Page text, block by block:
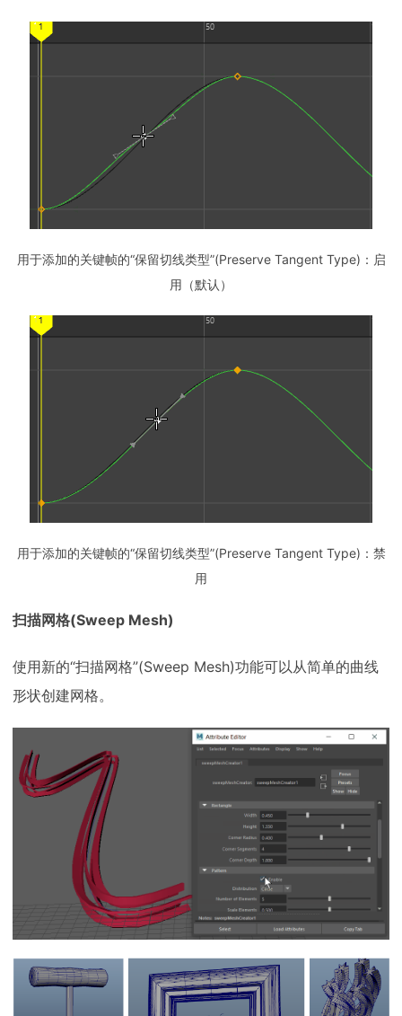
用于添加的关键帧的“保留切线类型”(Preserve Tangent Type)：启
用（默认）
用于添加的关键帧的“保留切线类型”(Preserve Tangent Type)：禁
用
扫描网格(Sweep Mesh)
使用新的“扫描网格”(Sweep Mesh)功能可以从简单的曲线
形状创建网格。